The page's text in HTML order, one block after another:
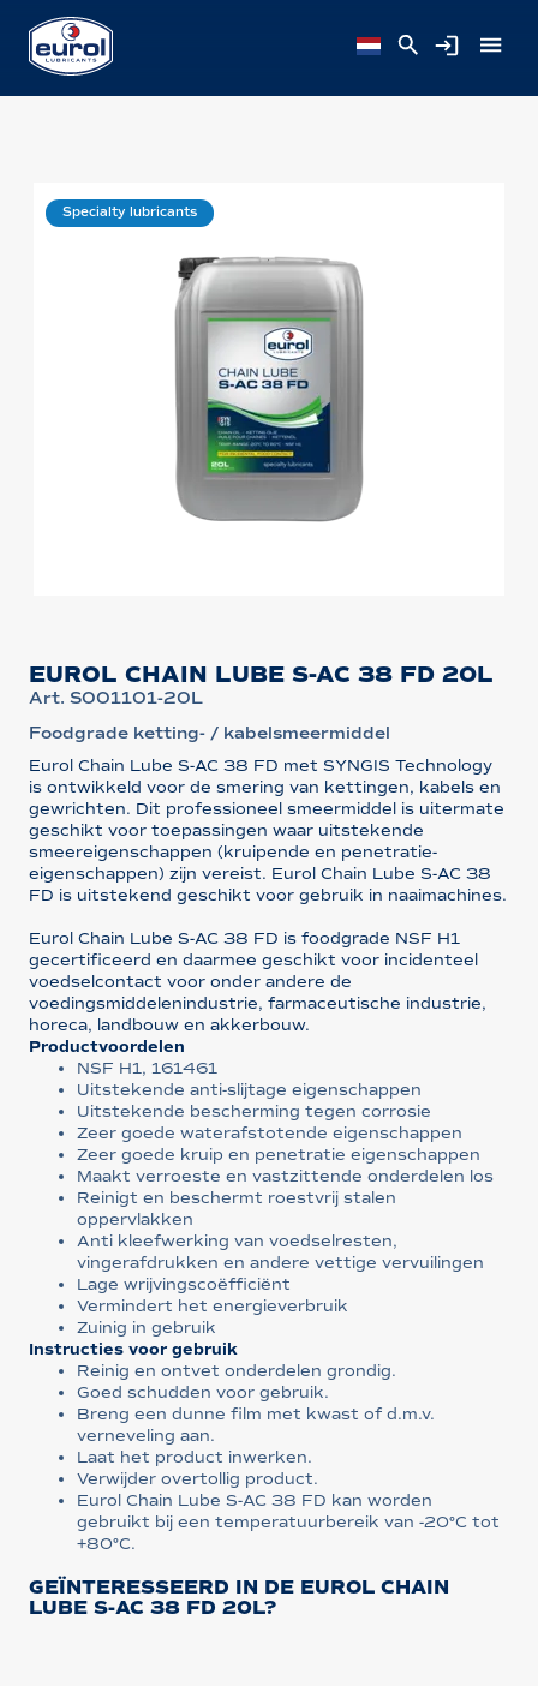
EUROL CHAIN LUBE S-AC 38 FD 20L
Art. S001101-20L
Foodgrade ketting- / kabelsmeermiddel
Eurol Chain Lube S-AC 38 FD met SYNGIS Technology
is ontwikkeld voor de smering van kettingen, kabels en
gewrichten. Dit professioneel smeermiddel is uitermate
geschikt voor toepassingen waar uitstekende
smeereigenschappen (kruipende en penetratie-
eigenschappen) zijn vereist. Eurol Chain Lube S-AC 38
FD is uitstekend geschikt voor gebruik in naaimachines.
Eurol Chain Lube S-AC 38 FD is foodgrade NSF H1
gecertificeerd en daarmee geschikt voor incidenteel
voedselcontact voor onder andere de
voedingsmiddelenindustrie, farmaceutische industrie,
horeca, landbouw en akkerbouw.
Productvoordelen
NSF H1, 161461
Uitstekende anti-slijtage eigenschappen
Uitstekende bescherming tegen corrosie
Zeer goede waterafstotende eigenschappen
Zeer goede kruip en penetratie eigenschappen
Maakt verroeste en vastzittende onderdelen los
Reinigt en beschermt roestvrij stalen
oppervlakken
Anti kleefwerking van voedselresten,
vingerafdrukken en andere vettige vervuilingen
Lage wrijvingscoëfficiënt
Vermindert het energieverbruik
Zuinig in gebruik
Instructies voor gebruik
Reinig en ontvet onderdelen grondig.
Goed schudden voor gebruik.
Breng een dunne film met kwast of d.m.v.
verneveling aan.
Laat het product inwerken.
Verwijder overtollig product.
Eurol Chain Lube S-AC 38 FD kan worden
gebruikt bij een temperatuurbereik van -20°C tot
+80°C.
GEÏNTERESSEERD IN DE EUROL CHAIN
LUBE S-AC 38 FD 20L?
Specialty lubricants